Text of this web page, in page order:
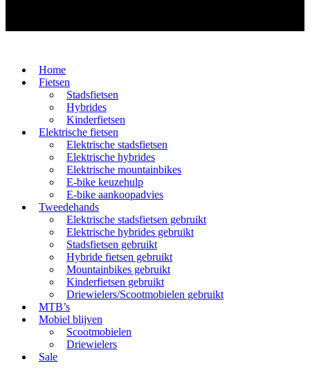
Home
Fietsen
Stadsfietsen
Hybrides
Kinderfietsen
Elektrische fietsen
Elektrische stadsfietsen
Elektrische hybrides
Elektrische mountainbikes
E-bike keuzehulp
E-bike aankoopadvies
Tweedehands
Elektrische stadsfietsen gebruikt
Elektrische hybrides gebruikt
Stadsfietsen gebruikt
Hybride fietsen gebruikt
Mountainbikes gebruikt
Kinderfietsen gebruikt
Driewielers/Scootmobielen gebruikt
MTB’s
Mobiel blijven
Scootmobielen
Driewielers
Sale